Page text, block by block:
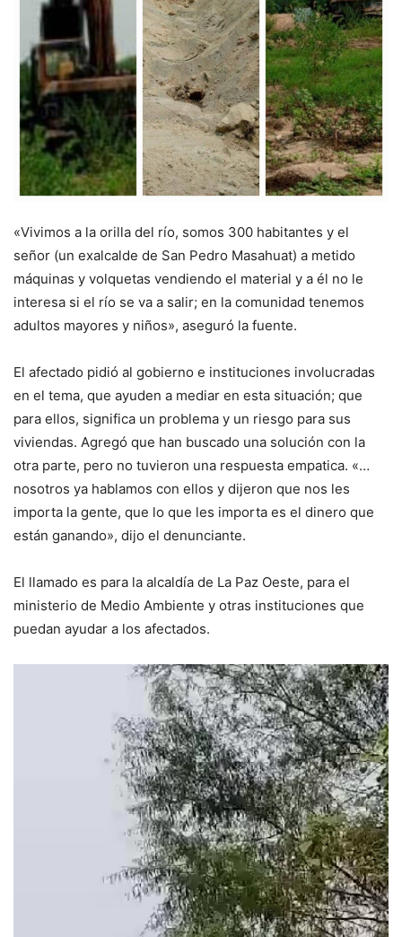
«Vivimos a la orilla del río, somos 300 habitantes y el
señor (un exalcalde de San Pedro Masahuat) a metido
máquinas y volquetas vendiendo el material y a él no le
interesa si el río se va a salir; en la comunidad tenemos
adultos mayores y niños», aseguró la fuente.
El afectado pidió al gobierno e instituciones involucradas
en el tema, que ayuden a mediar en esta situación; que
para ellos, significa un problema y un riesgo para sus
viviendas. Agregó que han buscado una solución con la
otra parte, pero no tuvieron una respuesta empatica. «…
nosotros ya hablamos con ellos y dijeron que nos les
importa la gente, que lo que les importa es el dinero que
están ganando», dijo el denunciante.
El llamado es para la alcaldía de La Paz Oeste, para el
ministerio de Medio Ambiente y otras instituciones que
puedan ayudar a los afectados.